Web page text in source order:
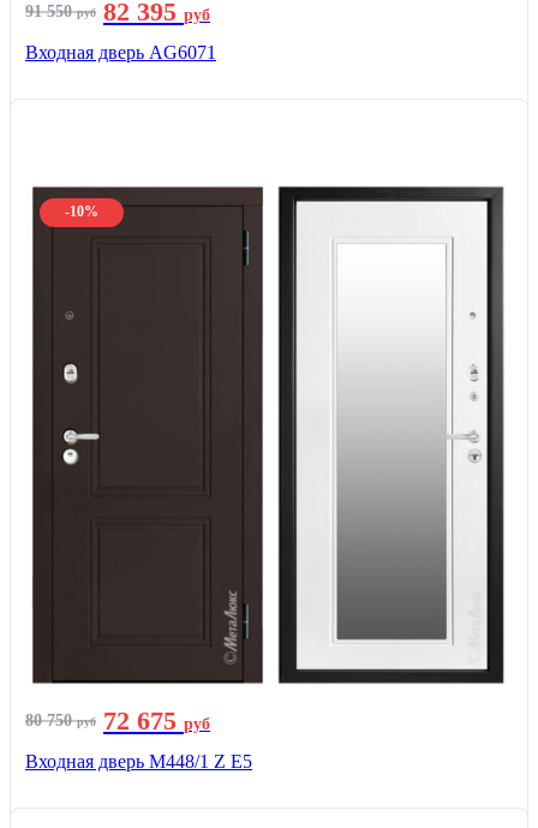
91 550руб 82 395 руб
Входная дверь AG6071
-10%
80 750руб 72 675 руб
Входная дверь М448/1 Z Е5